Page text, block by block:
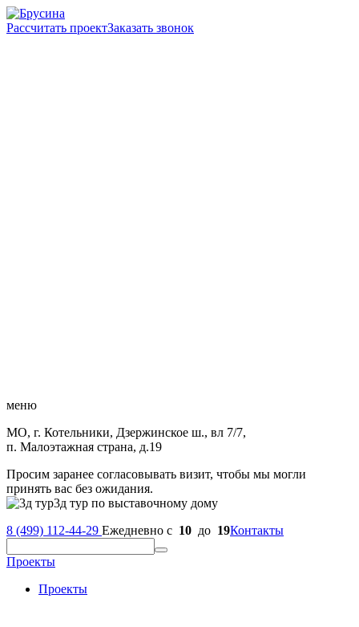
Рассчитать проектЗаказать звонок
меню
МО, г. Котельники, Дзержинское ш., вл 7/7,
п. Малоэтажная страна, д.19
Просим заранее согласовывать визит, чтобы мы могли
принять вас без ожидания.
3д тур по выставочному дому
8 (499) 112-44-29 Ежедневно с 10 до 19Контакты
Проекты
Проекты